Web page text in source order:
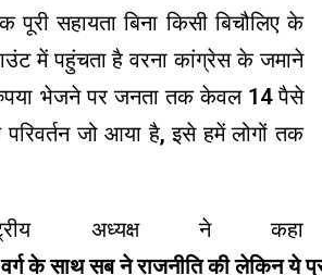
पूरी सहायता बिना किसी बिचौलिए के
में पहुंचता है वरना कांग्रेस के जमाने
भेजने पर जनता तक केवल14पैसे
जो आया है,इसे हमें लोगों तक
अध्यक्ष ने कहा
के साथ सब ने राजनीति की लेकिन ये